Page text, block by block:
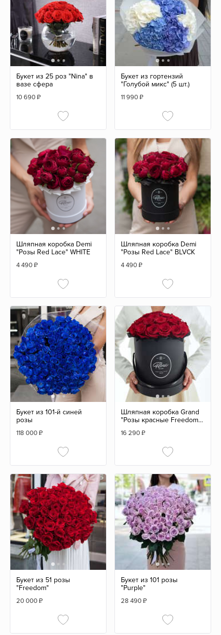
Букет из 25 роз "Nina" в
вазе сфера
10 690₽
Букет из гортензий
"Голубой микс" (5 шт.)
11 990₽
Шляпная коробка Demi
"Розы Red Lace" WHITE
4 490₽
Шляпная коробка Demi
"Розы Red Lace" BLVCK
4 490₽
Букет из 101-й синей
розы
118 000₽
Шляпная коробка Grand
"Розы красные Freedom"
16 290₽
Букет из 51 розы
"Freedom"
20 000₽
Букет из 101 розы
"Purple"
28 490₽